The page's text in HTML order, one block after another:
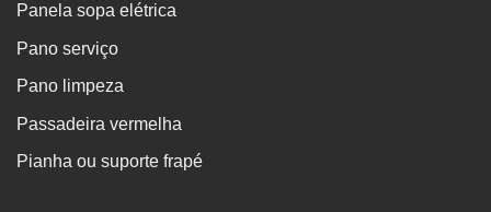
Panela sopa elétrica
Pano serviço
Pano limpeza
Passadeira vermelha
Pianha ou suporte frapé